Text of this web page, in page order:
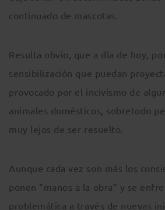
continuado de mascotas.
Resulta obvio, que a día de hoy,
sensibilización que puedan
provocado por el incivismo de
animales domésticos, sobretodo
muy lejos de ser resuelto.
Aunque cada vez son más los
ponen “manos a la obra” y se
problemática a través de nuevas